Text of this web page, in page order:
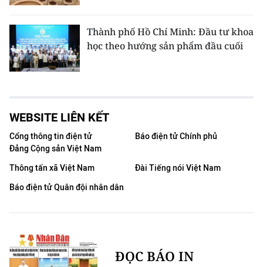
Thành phố Hồ Chí Minh: Đầu tư khoa
học theo hướng sản phẩm đầu cuối
WEBSITE LIÊN KẾT
Cổng thông tin điện tử
Đảng Cộng sản Việt Nam
Báo điện tử Chính phủ
Thông tấn xã Việt Nam
Đài Tiếng nói Việt Nam
Báo điện tử Quân đội nhân dân
ĐỌC BÁO IN